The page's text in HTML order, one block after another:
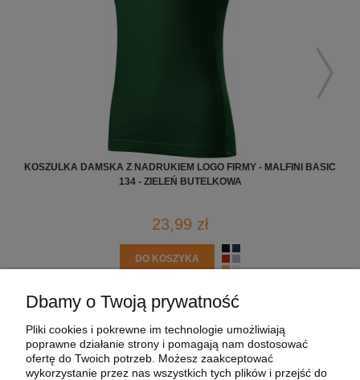
KOSZULKA DAMSKA Z NADRUKIEM LOGO FIRMY - MALFINI BASIC
134 - ZIELEŃ BUTELKOWA
23,99 zł
DO KOSZYKA
MOJE KONTO
Dbamy o Twoją prywatność
Pliki cookies i pokrewne im technologie umożliwiają
poprawne działanie strony i pomagają nam dostosować
ofertę do Twoich potrzeb. Możesz zaakceptować
wykorzystanie przez nas wszystkich tych plików i przejść do